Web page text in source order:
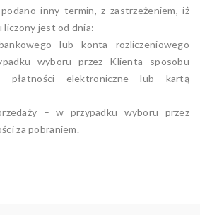
podano inny termin, z zastrzeżeniem, iż
jest od dnia:
lub konta rozliczeniowego
wyboru przez Klienta sposobu
płatności elektroniczne lub kartą
– w przypadku wyboru przez
za pobraniem.